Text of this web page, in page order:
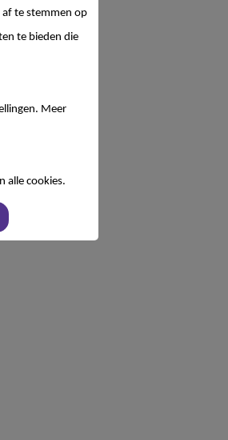
af te stemmen op
te bieden die
Meer
alle cookies.